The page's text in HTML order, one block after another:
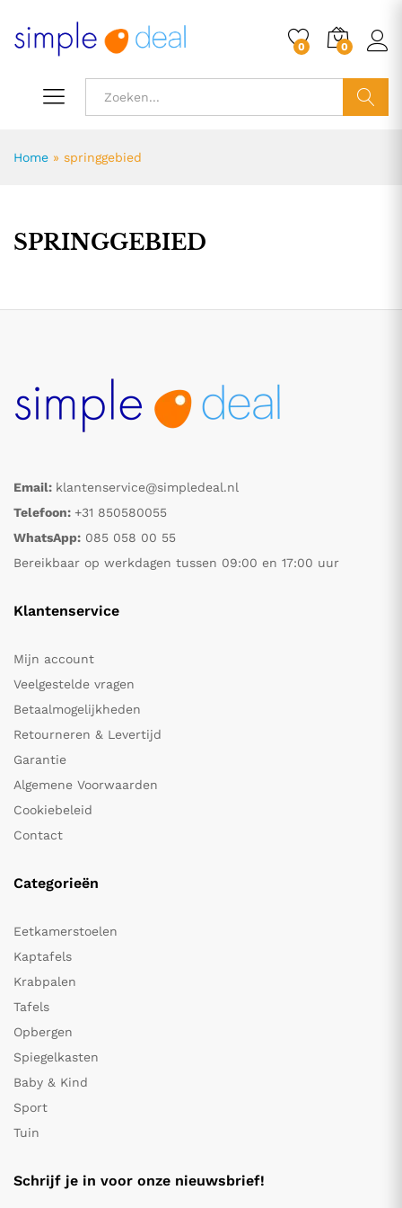
0 0
Home » springgebied
SPRINGGEBIED
Email: klantenservice@simpledeal.nl
Telefoon: +31 850580055
WhatsApp: 085 058 00 55
Bereikbaar op werkdagen tussen 09:00 en 17:00 uur
Klantenservice
Mijn account
Veelgestelde vragen
Betaalmogelijkheden
Retourneren & Levertijd
Garantie
Algemene Voorwaarden
Cookiebeleid
Contact
Categorieën
Eetkamerstoelen
Kaptafels
Krabpalen
Tafels
Opbergen
Spiegelkasten
Baby & Kind
Sport
Tuin
Schrijf je in voor onze nieuwsbrief!